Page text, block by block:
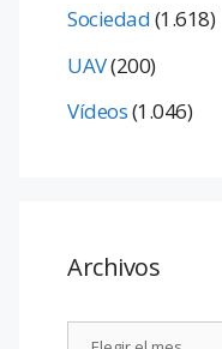
Sociedad(1.618)
UAV(200)
Vídeos(1.046)
Archivos